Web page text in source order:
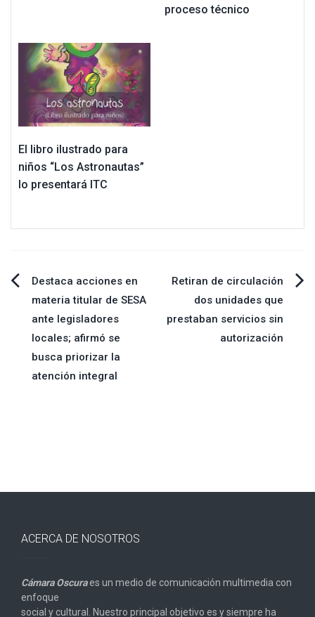
proceso técnico
El libro ilustrado para
niños “Los Astronautas”
lo presentará ITC
Navegación
de
entradas
Destaca acciones en
materia titular de SESA
ante legisladores
locales; afirmó se
busca priorizar la
atención integral
Retiran de circulación
dos unidades que
prestaban servicios sin
autorización
ACERCA DE NOSOTROS
Cámara Oscuraes un medio de comunicación multimedia con
enfoque
social y cultural. Nuestro principal objetivo es y siempre ha